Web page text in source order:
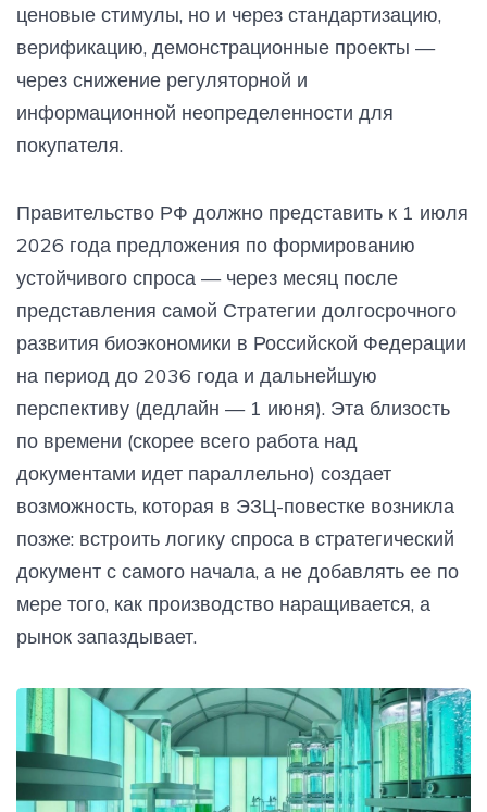
ценовые стимулы, но и через стандартизацию,
верификацию, демонстрационные проекты —
через снижение регуляторной и
информационной неопределенности для
покупателя.
Правительство РФ должно представить к 1 июля
2026 года предложения по формированию
устойчивого спроса — через месяц после
представления самой Стратегии долгосрочного
развития биоэкономики в Российской Федерации
на период до 2036 года и дальнейшую
перспективу (дедлайн — 1 июня). Эта близость
по времени (скорее всего работа над
документами идет параллельно) создает
возможность, которая в ЭЗЦ-повестке возникла
позже: встроить логику спроса в стратегический
документ с самого начала, а не добавлять ее по
мере того, как производство наращивается, а
рынок запаздывает.